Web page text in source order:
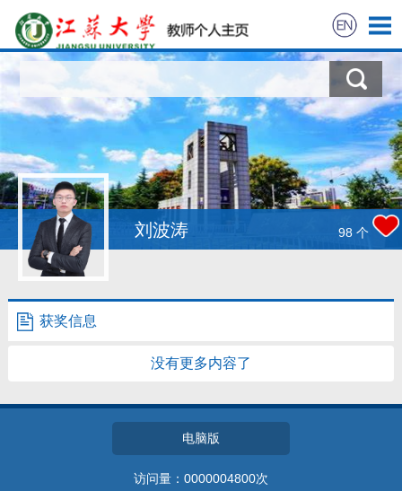
科学研究
教学研究
获奖信息
招生信息
学生信息
教师博客
刘波涛 98 个
获奖信息
没有更多内容了
电脑版
访问量： 0000004800次